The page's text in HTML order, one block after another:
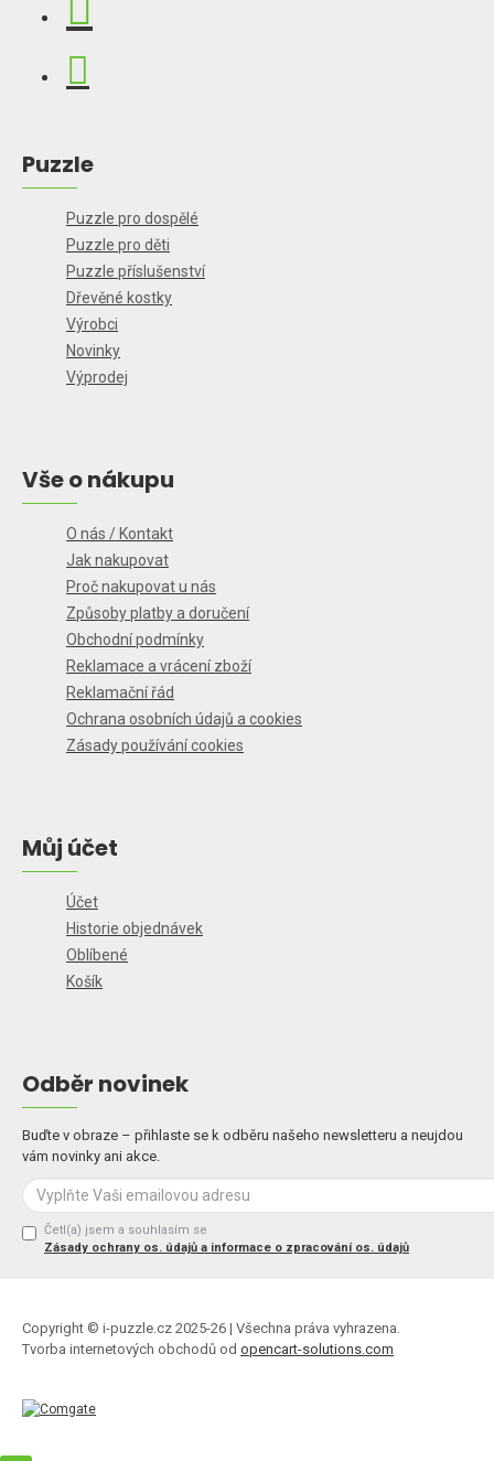
Puzzle
Puzzle pro dospělé
Puzzle pro děti
Puzzle příslušenství
Dřevěné kostky
Výrobci
Novinky
Výprodej
Vše o nákupu
O nás / Kontakt
Jak nakupovat
Proč nakupovat u nás
Způsoby platby a doručení
Obchodní podmínky
Reklamace a vrácení zboží
Reklamační řád
Ochrana osobních údajů a cookies
Zásady používání cookies
Můj účet
Účet
Historie objednávek
Oblíbené
Košík
Odběr novinek
Buďte v obraze – přihlaste se k odběru našeho newsletteru a neujdou
vám novinky ani akce.
Četl(a) jsem a souhlasím se
Zásady ochrany os. údajů a informace o zpracování os. údajů
Copyright © i-puzzle.cz 2025-26 | Všechna práva vyhrazena.
Tvorba internetových obchodů od opencart-solutions.com